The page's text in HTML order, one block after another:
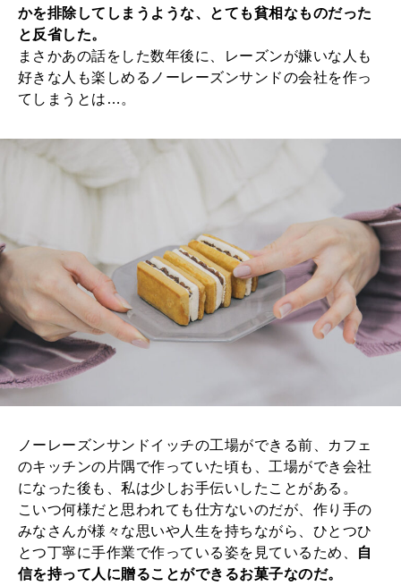
かを排除してしまうような、とても貧相なものだった
と反省した。
まさかあの話をした数年後に、レーズンが嫌いな人も
好きな人も楽しめるノーレーズンサンドの会社を作っ
てしまうとは…。
ノーレーズンサンドイッチの工場ができる前、カフェ
のキッチンの片隅で作っていた頃も、工場ができ会社
になった後も、私は少しお手伝いしたことがある。
こいつ何様だと思われても仕方ないのだが、作り手の
みなさんが様々な思いや人生を持ちながら、ひとつひ
とつ丁寧に手作業で作っている姿を見ているため、
自
信を持って人に贈ることができるお菓子なのだ。